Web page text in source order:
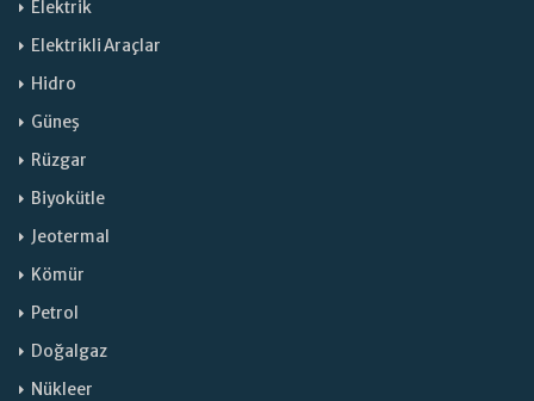
Elektrik
Elektrikli Araçlar
Hidro
Güneş
Rüzgar
Biyokütle
Jeotermal
Kömür
Petrol
Doğalgaz
Nükleer